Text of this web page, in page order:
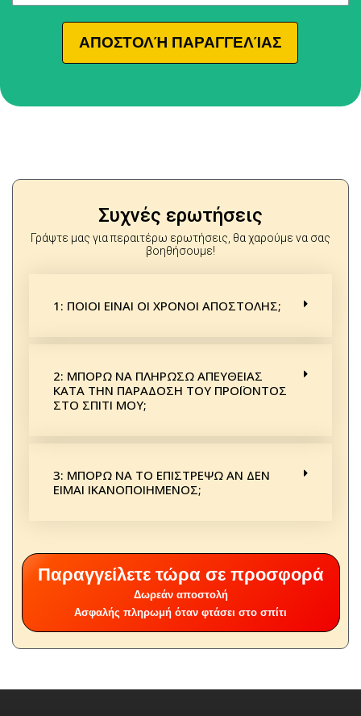
ΑΠΟΣΤΟΛΉ ΠΑΡΑΓΓΕΛΊΑΣ
Συχνές ερωτήσεις
Γράψτε μας για περαιτέρω ερωτήσεις, θα χαρούμε να σας
βοηθήσουμε!
1: ΠΟΙΟΙ ΕΙΝΑΙ ΟΙ ΧΡΟΝΟΙ ΑΠΟΣΤΟΛΗΣ;
2: ΜΠΟΡΩ ΝΑ ΠΛΗΡΩΣΩ ΑΠΕΥΘΕΙΑΣ
ΚΑΤΑ ΤΗΝ ΠΑΡΑΔΟΣΗ ΤΟΥ ΠΡΟΪΟΝΤΟΣ
ΣΤΟ ΣΠΙΤΙ ΜΟΥ;
3: ΜΠΟΡΩ ΝΑ ΤΟ ΕΠΙΣΤΡΕΨΩ ΑΝ ΔΕΝ
ΕΙΜΑΙ ΙΚΑΝΟΠΟΙΗΜΕΝΟΣ;
Παραγγείλετε τώρα σε προσφορά
Δωρεάν αποστολή
Ασφαλής πληρωμή όταν φτάσει στο σπίτι